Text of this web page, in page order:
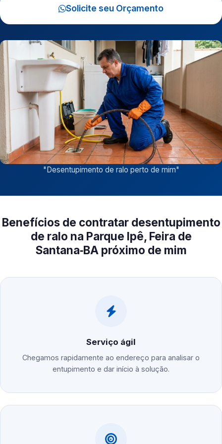
Solicite seu Orçamento
"Desentupimento de ralo perto de mim"
Benefícios de contratar desentupimento
de ralo na Parque Ipê, Feira de
Santana‑BA próximo de mim
Serviço ágil
Chegamos rapidamente ao endereço para analisar o
entupimento e dar início à solução.